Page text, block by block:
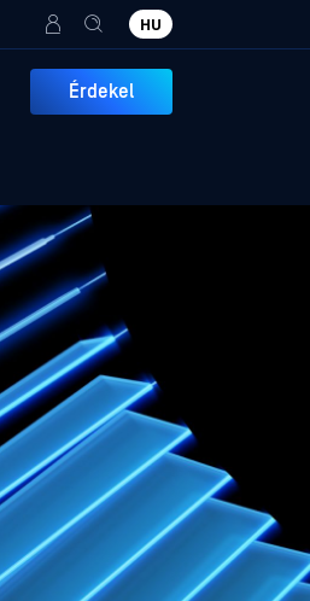
HU
Érdekel